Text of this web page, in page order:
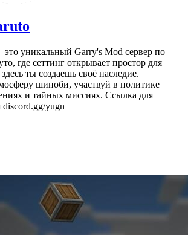
уникальный Garry's Mod сервер по
где сеттинг открывает простор для
ты создаешь своё наследие.
шиноби, участвуй в политике
и тайных миссиях. Ссылка для
yugn